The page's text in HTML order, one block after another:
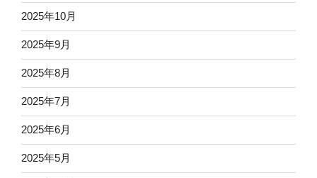
2025年10月
2025年9月
2025年8月
2025年7月
2025年6月
2025年5月